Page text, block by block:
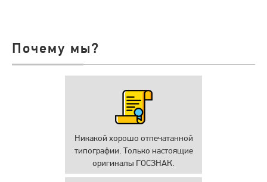
Почему мы?
Никакой хорошо отпечатанной
типографии. Только настоящие
оригиналы ГОСЗНАК.